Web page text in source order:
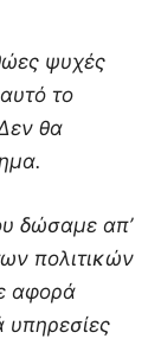
ψυχές
το
θα
δώσαμε απ’
πολιτικών
αφορά
υπηρεσίες